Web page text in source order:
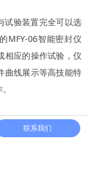
试验装置完全可以选
MFY-06智能密封仪
相应的操作试验，仪
曲线展示等高技能特
石微信公众号
联系我们